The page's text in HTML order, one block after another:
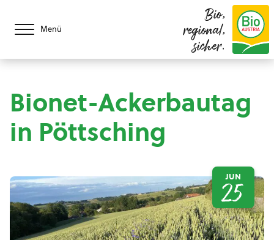
Menü
Bio,
regional,
sicher.
Bionet-Ackerbautag
in Pöttsching
JUN
25